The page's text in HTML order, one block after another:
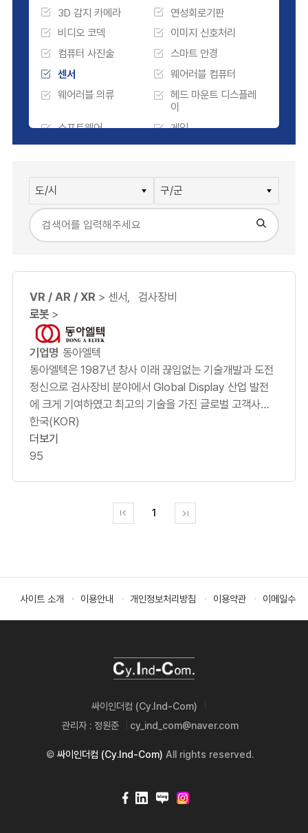
3D 감지 카메라
연성회로기판
비디오 코덱
이미지 신호처리
컴퓨터 사진술
스마트 안경
센서
웨어러블 컴퓨터
웨어러블 의류
헤드 마운트 디스플레
이
소프트웨어
게임
시각효과
컴퓨터 그래픽
VR 솔류션
Others
실시간 커뮤니케이션
VR 교육
영상처리기술
모션캡쳐 촬영
항공촬영
통합관리시스템
검사장비
VR / AR / XR > 센서, 검사장비
로봇 >
동아엘텍
동아엘텍은 1987년 창사 이래 끊임없는 기술개발과 도전
정신으로 검사장비 분야에서 Global Display 산업 발전
에 크게 기여하였고 최고의 기술을 가진 글로벌 고객사와
함께 성장해 왔습니다.
더불어 최고의 OLED 증착 장비기술을 보유한 ㈜ 선익시
인공지능, 로봇, 카메라 센서 등을 활용하여 고객사의 Digi
도록 하겠습니다. 고객에게 가치를 제공하는 제품과 기술
을 창출하고, 직원과 환경을 항상 생각하는 새로운 리더십
고 인류사회에 기여할 것을 약속 드리고 앞으로도 고객과
주주를 최우선으로 생각하는 경영을 하도록 노력하겠습니
한국(KOR)
더보기
95
1
사이트 소개 이용안내 개인정보처리방침 이용약관 이메일수집
싸이인더컴 (Cy.Ind-Com)
관리자 : 정원준 cy_ind_com@naver.com
©싸이인더컴 (Cy.Ind-Com) All rights reserved.